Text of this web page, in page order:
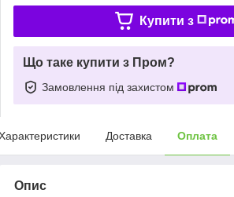
Купити з
Що таке купити з Пром?
Замовлення під захистом
Доставка Оплата
Опис